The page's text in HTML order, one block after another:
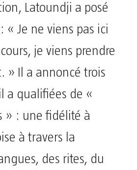
Latoundji a posé
« Je ne viens pas ici
je viens prendre
» Il a annoncé trois
a qualifiées de «
» : une fidélité à
à travers la
des rites, du